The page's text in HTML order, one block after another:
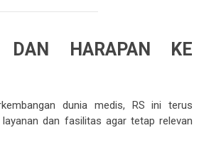
DAN HARAPAN KE
dunia medis, RS ini terus
dan fasilitas agar tetap relevan